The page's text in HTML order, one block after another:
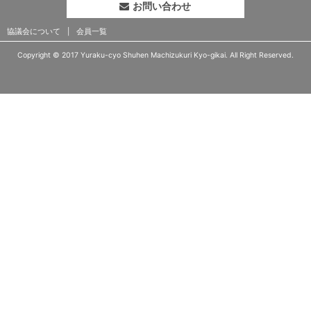
お問い合わせ
協議会について 会員一覧
Copyright © 2017 Yuraku-cyo Shuhen Machizukuri Kyo-gikai. All Right Reserved.